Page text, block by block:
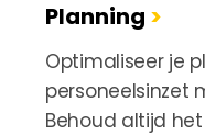
Planning >
Optimaliseer je
personeelsinzet
Behoud altijd